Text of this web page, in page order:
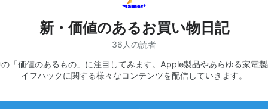
新・価値のあるお買い物日記
36人の読者
「価値のあるもの」に注目してみます。Apple製品やあらゆる家電
イフハックに関する様々なコンテンツを配信していきます。